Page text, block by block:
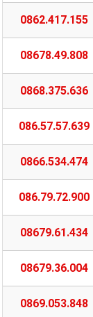
0862.417.155
08678.49.808
0868.375.636
086.57.57.639
0866.534.474
086.79.72.900
08679.61.434
08679.36.004
0869.053.848